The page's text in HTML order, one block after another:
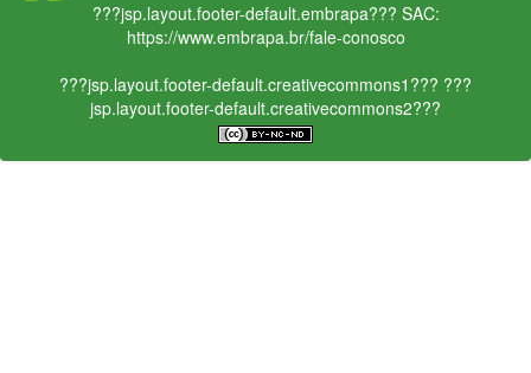
???jsp.layout.footer-default.embrapa??? SAC:
https://www.embrapa.br/fale-conosco
???jsp.layout.footer-default.creativecommons1??? ???
jsp.layout.footer-default.creativecommons2???